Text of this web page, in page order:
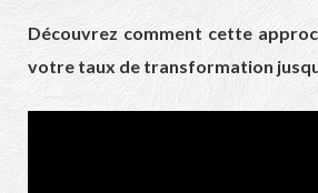
Découvrez comment cette
votre taux de transformation